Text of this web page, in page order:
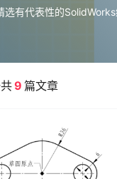
选有代表性的SolidWorks
9 篇文章